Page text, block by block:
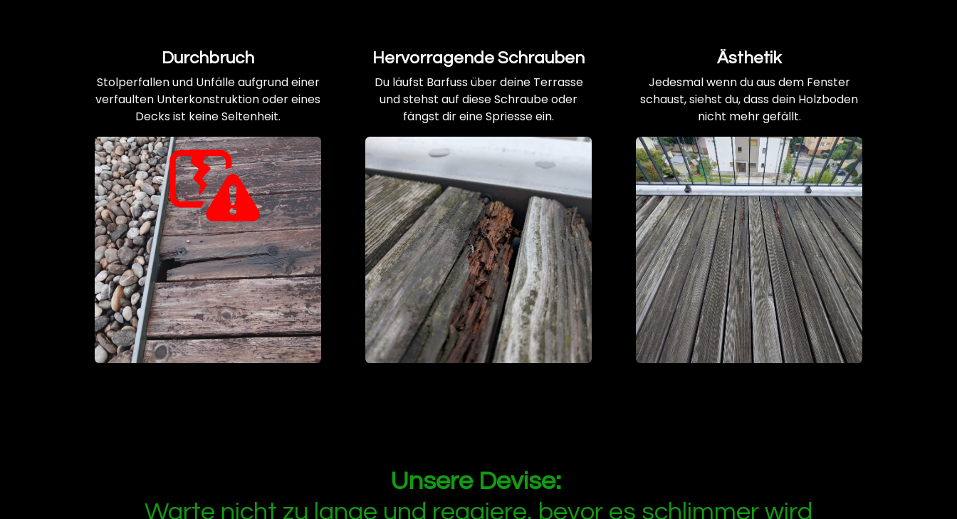
Durchbruch
Stolperfallen und Unfälle aufgrund einer
verfaulten Unterkonstruktion oder eines
Decks ist keine Seltenheit.
Hervorragende Schrauben
Du läufst Barfuss über deine Terrasse
und stehst auf diese Schraube oder
fängst dir eine Spriesse ein.
Ästhetik
Jedesmal wenn du aus dem Fenster
schaust, siehst du, dass dein Holzboden
nicht mehr gefällt.
Unsere Devise:
Warte nicht zu lange und reagiere, bevor es schlimmer wird